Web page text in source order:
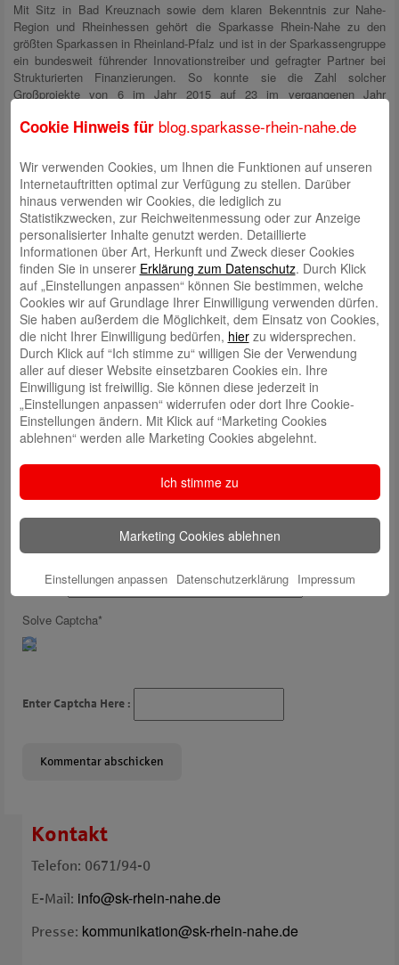
Mit Sitz in Bad Kreuznach sowie dem klaren Bekenntnis zur Nahe-
Region und Rheinhessen gehört die Sparkasse Rhein-Nahe zu den
größten Sparkassen in Rheinland-Pfalz und ist in der Sparkassengruppe
ein bundesweit führender Innovationstreiber und gefragter Partner bei
Strukturierten Finanzierungen. So konnte sie die Zahl solcher
Großprojekte von 6 im Jahr 2015 auf 23 im vergangenen Jahr
Ihr Kompetenzcenter für Firmen- und Unternehmenskunden bietet für
gewerbliche Kunden maßgeschneiderte und bedarfsorientierte
Finanzierungslösungen, auch für großvolumige Projekte, die über das
klassische Darlehen hinausgehen, wie z. B. Akquisitionsfinanzierungen,
gewerbliche Großinvestitionen und Cashflow-orientierte
Projektfinanzierungen. Dabei kann sie sich auf ein bundesweites
Netzwerk an Finanzierungspartnern aus dem Sparkassen- und
Genossenschaftssektor, aber auch aus M&A-Beratern und Private-
Equity-Investoren stützen.
Schreiben Sie einen Kommentar
Ihre E-Mail-Adresse wird nicht veröffentlicht. Erforderliche Felder
sind mit *markiert
Name
E-Mail*
Website
Solve Captcha*
Enter Captcha Here :
Kontakt
Telefon: 0671/94-0
E-Mail: info@sk-rhein-nahe.de
Presse: kommunikation@sk-rhein-nahe.de
Cookie Hinweis für blog.sparkasse-rhein-nahe.de
Wir verwenden Cookies, um Ihnen die Funktionen auf unseren
Internetauftritten optimal zur Verfügung zu stellen. Darüber
hinaus verwenden wir Cookies, die lediglich zu
Statistikzwecken, zur Reichweitenmessung oder zur Anzeige
personalisierter Inhalte genutzt werden. Detaillierte
Informationen über Art, Herkunft und Zweck dieser Cookies
finden Sie in unserer Erklärung zum Datenschutz. Durch Klick
auf „Einstellungen anpassen“ können Sie bestimmen, welche
Cookies wir auf Grundlage Ihrer Einwilligung verwenden dürfen.
Sie haben außerdem die Möglichkeit, dem Einsatz von Cookies,
die nicht Ihrer Einwilligung bedürfen, hierzu widersprechen.
Durch Klick auf “Ich stimme zu“ willigen Sie der Verwendung
aller auf dieser Website einsetzbaren Cookies ein. Ihre
Einwilligung ist freiwillig. Sie können diese jederzeit in
„Einstellungen anpassen“ widerrufen oder dort Ihre Cookie-
Einstellungen ändern. Mit Klick auf “Marketing Cookies
ablehnen“ werden alle Marketing Cookies abgelehnt.
Ich stimme zu
Marketing Cookies ablehnen
Einstellungen anpassen Datenschutzerklärung Impressum